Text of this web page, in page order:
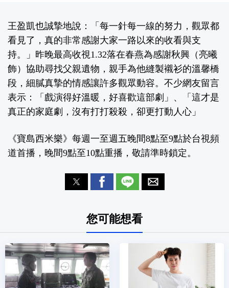
王盈凱也誠摯地說：「每一針每一線的努力，觀眾都
看見了，真的非常感謝大家一路以來的收看與支
持。」昨晚最高收視1.32落在春燕為感謝秋興（亮曦
飾）協助尋找父親遺物，親手為他縫製襯衫的溫馨橋
段，細膩真摯的情感讓許多觀眾動容。不少網友留言
表示：「戲演得好溫暖，好喜歡這部劇」、「這才是
真正的家庭劇，沒有打打殺殺，卻更打動人心」
《寶島西米樂》每週一至週五晚間8點至9點於台視頻
道首播，晚間9點至10點重播，敬請準時鎖定。
您可能想看